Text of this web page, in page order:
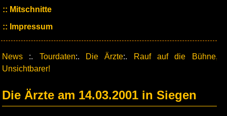
Mitschnitte
Impressum
News :. Tourdaten:. Die Ärzte:.
Rauf auf die Bühne,
Unsichtbarer!
Die Ärzte am 14.03.2001 in Siegen